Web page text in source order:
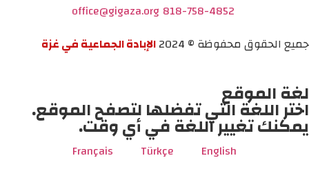
818-758-4852
office@gigaza.org
جميع الحقوق محفوظة © 2024
الإبادة الجماعية في غزة
لغة الموقع
اختر اللغة التي تفضلها لتصفح الموقع.
يمكنك تغيير اللغة في أي وقت.
English
Türkçe
Français